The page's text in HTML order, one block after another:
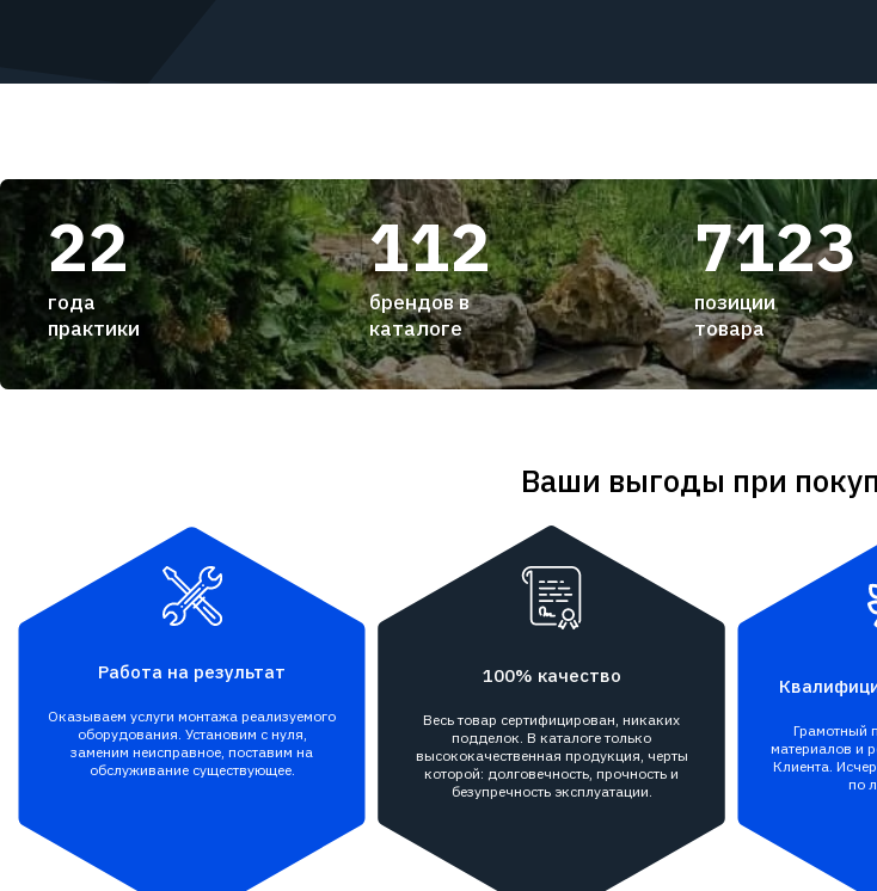
22
года
практики
112
брендов в
каталоге
7123
позиции
товара
Ваши выгоды при
Работа на результат
Оказываем услуги монтажа реализуемого
оборудования. Установим с нуля,
заменим неисправное, поставим на
обслуживание существующее.
100% качество
Весь товар сертифицирован, никаких
подделок. В каталоге только
высококачественная продукция, черты
которой: долговечность, прочность и
безупречность эксплуатации.
Грамотный
материалов и
Клиента.
по